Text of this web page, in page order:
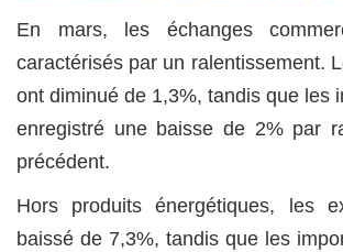
En mars, les échanges
caractérisés par un ralentissement.
ont diminué de 1,3%, tandis que les
enregistré une baisse de 2% par
précédent.
Hors produits énergétiques, les
baissé de 7,3%, tandis que les